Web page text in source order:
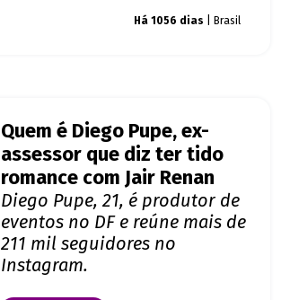
Há 1056 dias | Brasil
Quem é Diego Pupe, ex-
assessor que diz ter tido
romance com Jair Renan
Diego Pupe, 21, é produtor de
eventos no DF e reúne mais de
211 mil seguidores no
Instagram.